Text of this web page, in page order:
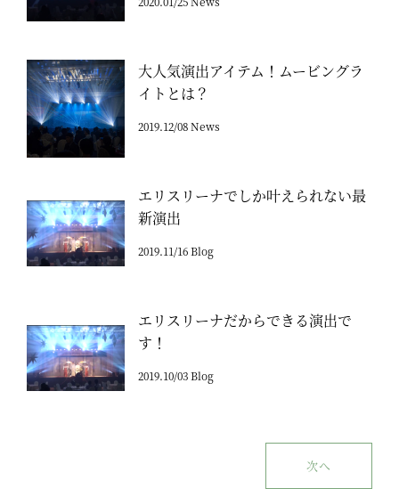
大人気演出アイテム！ムービングラ
イトとは？
2019.12/08 News
エリスリーナでしか叶えられない最
新演出
2019.11/16 Blog
エリスリーナだからできる演出で
す！
2019.10/03 Blog
次へ